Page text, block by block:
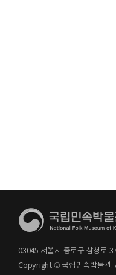
03045 서울시 종로구 삼청로
Copyright © 국립민속박물관.